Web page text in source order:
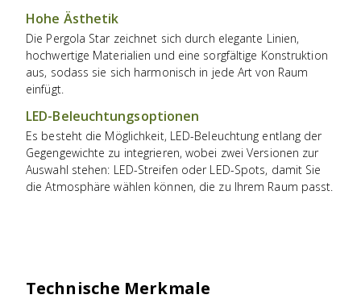
Hohe Ästhetik
Die Pergola Star zeichnet sich durch elegante Linien,
hochwertige Materialien und eine sorgfältige Konstruktion
aus, sodass sie sich harmonisch in jede Art von Raum
einfügt.
LED-Beleuchtungsoptionen
Es besteht die Möglichkeit, LED-Beleuchtung entlang der
Gegengewichte zu integrieren, wobei zwei Versionen zur
Auswahl stehen: LED-Streifen oder LED-Spots, damit Sie
die Atmosphäre wählen können, die zu Ihrem Raum passt.
Technische Merkmale